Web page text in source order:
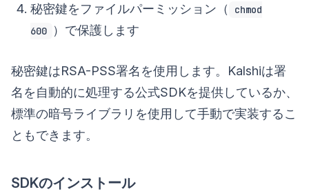
秘密鍵をファイルパーミッション（
chmod
600
）で保護します
秘密鍵はRSA-PSS署名を使用します。Kalshiは署
名を自動的に処理する公式SDKを提供しているか、
標準の暗号ライブラリを使用して手動で実装するこ
ともできます。
SDKのインストール